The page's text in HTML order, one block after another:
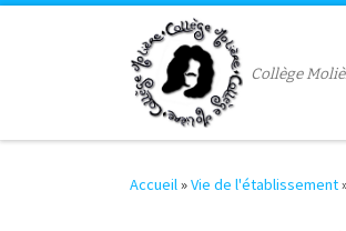
Passer au contenu
Collège
Accueil»Vie de l'établissement